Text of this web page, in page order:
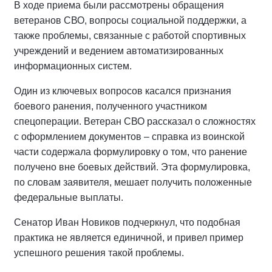
В ходе приема были рассмотрены обращения
ветеранов СВО, вопросы социальной поддержки, а
также проблемы, связанные с работой спортивных
учреждений и ведением автоматизированных
информационных систем.
Один из ключевых вопросов касался признания
боевого ранения, полученного участником
спецоперации. Ветеран СВО рассказал о сложностях
с оформлением документов – справка из воинской
части содержала формулировку о том, что ранение
получено вне боевых действий. Эта формулировка,
по словам заявителя, мешает получить положенные
федеральные выплаты.
Сенатор Иван Новиков подчеркнул, что подобная
практика не является единичной, и привел пример
успешного решения такой проблемы.